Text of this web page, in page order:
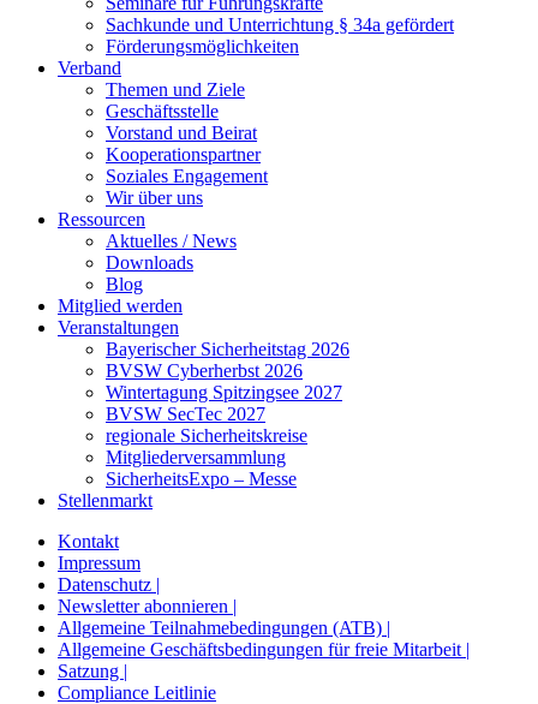
Sachkunde und Unterrichtung § 34a gefördert
Förderungsmöglichkeiten
Verband
Themen und Ziele
Geschäftsstelle
Vorstand und Beirat
Kooperationspartner
Soziales Engagement
Wir über uns
Ressourcen
Aktuelles / News
Downloads
Blog
Mitglied werden
Veranstaltungen
Bayerischer Sicherheitstag 2026
BVSW Cyberherbst 2026
Wintertagung Spitzingsee 2027
BVSW SecTec 2027
regionale Sicherheitskreise
Mitgliederversammlung
SicherheitsExpo – Messe
Stellenmarkt
Kontakt
Impressum
Datenschutz |
Newsletter abonnieren |
Allgemeine Teilnahmebedingungen (ATB) |
Allgemeine Geschäftsbedingungen für freie Mitarbeit |
Satzung |
Compliance Leitlinie